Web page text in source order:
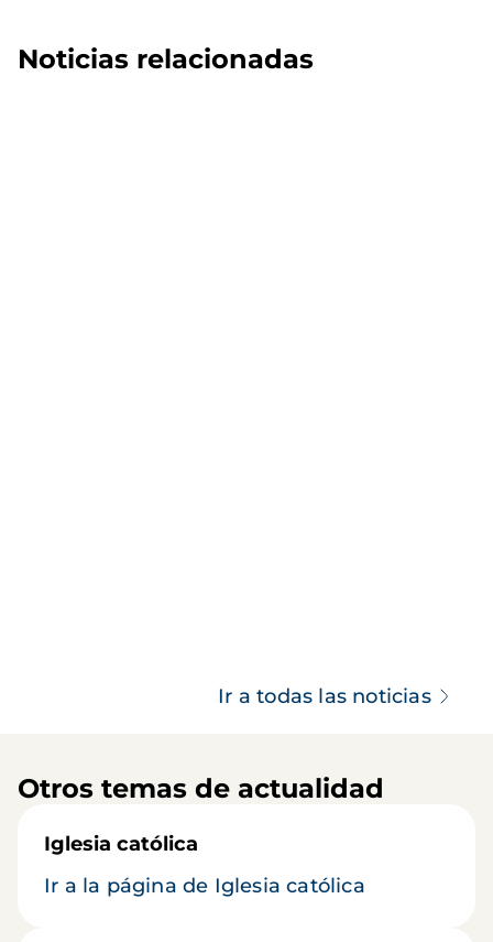
Noticias relacionadas
Ir a todas las noticias
Otros temas de actualidad
Iglesia católica
Ir a la página de Iglesia católica